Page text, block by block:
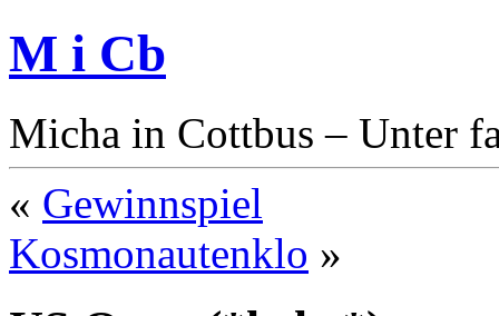
M i Cb
Micha in Cottbus – Unter
« Gewinnspiel
Kosmonautenklo »